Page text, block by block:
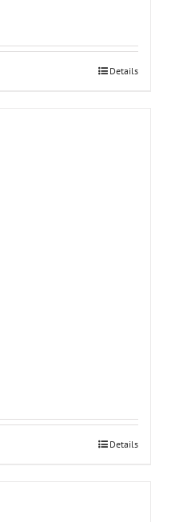
Details
Details